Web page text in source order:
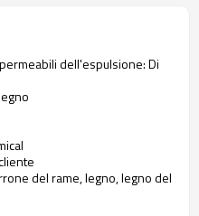
dell'espulsione: Di
del rame, legno, legno del